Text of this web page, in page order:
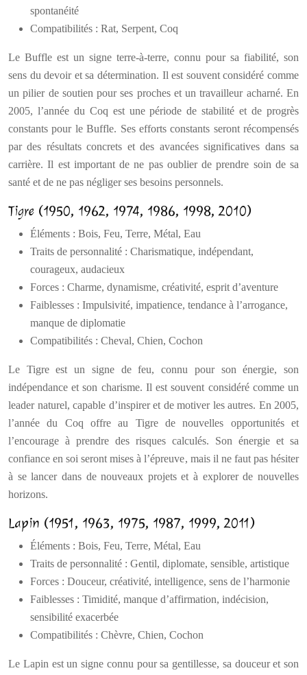
spontanéité
Compatibilités : Rat, Serpent, Coq
Le Buffle est un signe terre-à-terre, connu pour sa fiabilité, son
sens du devoir et sa détermination. Il est souvent considéré comme
un pilier de soutien pour ses proches et un travailleur acharné. En
2005, l’année du Coq est une période de stabilité et de progrès
constants pour le Buffle. Ses efforts constants seront récompensés
par des résultats concrets et des avancées significatives dans sa
carrière. Il est important de ne pas oublier de prendre soin de sa
santé et de ne pas négliger ses besoins personnels.
Tigre (1950, 1962, 1974, 1986, 1998, 2010)
Éléments : Bois, Feu, Terre, Métal, Eau
Traits de personnalité : Charismatique, indépendant,
courageux, audacieux
Forces : Charme, dynamisme, créativité, esprit d’aventure
Faiblesses : Impulsivité, impatience, tendance à l’arrogance,
manque de diplomatie
Compatibilités : Cheval, Chien, Cochon
Le Tigre est un signe de feu, connu pour son énergie, son
indépendance et son charisme. Il est souvent considéré comme un
leader naturel, capable d’inspirer et de motiver les autres. En 2005,
l’année du Coq offre au Tigre de nouvelles opportunités et
l’encourage à prendre des risques calculés. Son énergie et sa
confiance en soi seront mises à l’épreuve, mais il ne faut pas hésiter
à se lancer dans de nouveaux projets et à explorer de nouvelles
horizons.
Lapin (1951, 1963, 1975, 1987, 1999, 2011)
Éléments : Bois, Feu, Terre, Métal, Eau
Traits de personnalité : Gentil, diplomate, sensible, artistique
Forces : Douceur, créativité, intelligence, sens de l’harmonie
Faiblesses : Timidité, manque d’affirmation, indécision,
sensibilité exacerbée
Compatibilités : Chèvre, Chien, Cochon
Le Lapin est un signe connu pour sa gentillesse, sa douceur et son